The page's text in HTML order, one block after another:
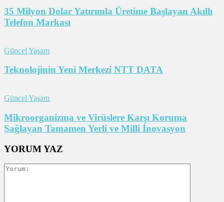
35 Milyon Dolar Yatırımla Üretime Başlayan Akıllı
Telefon Markası
Güncel Yaşam
Teknolojinin Yeni Merkezi NTT DATA
Güncel Yaşam
Mikroorganizma ve Virüslere Karşı Koruma
Sağlayan Tamamen Yerli ve Milli İnovasyon
YORUM YAZ